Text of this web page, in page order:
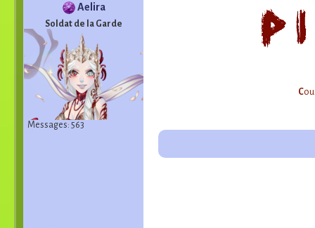
Aelira
Soldat de la Garde
Messages: 563
C